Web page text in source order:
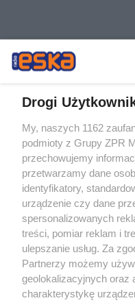
Żaden utwór zamieszczony w
rozpowszechniany lub dalej
tym także elektroniczny lub
eksploatacji w jakiejkolwiek
Internecie bez pisemnej zgody
wykorzystanie utworów w
tzn. bez właściwej zgody, jest
ścigane prawnie.
Drogi
My, naszych 1162
podmioty z Grupy ZPR
przechowujemy
przetwarzamy dane
identyfikatory,
urządzenie czy dane
spersonalizowanych
treści, pomiar reklam i
ulepszanie usług. Za
Partnerzy możemy
geolokalizacyjnych oraz
charakterystykę